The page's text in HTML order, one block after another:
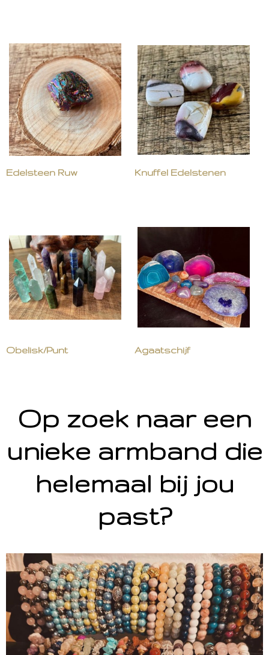
Edelsteen Ruw Knuffel Edelstenen
Obelisk/Punt Agaatschijf
Op zoek naar een
unieke armband die
helemaal bij jou
past?